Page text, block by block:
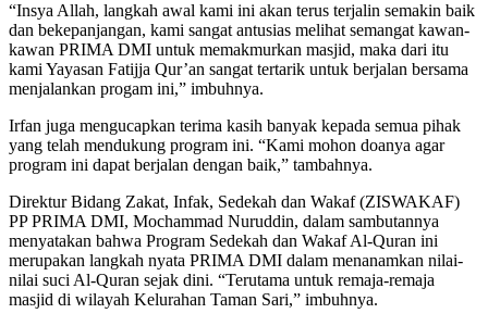
“Insya Allah, langkah awal kami ini akan terus terjalin semakin baik
dan bekepanjangan, kami sangat antusias melihat semangat kawan-
kawan PRIMA DMI untuk memakmurkan masjid, maka dari itu
kami Yayasan Fatijja Qur’an sangat tertarik untuk berjalan bersama
menjalankan progam ini,” imbuhnya.
Irfan juga mengucapkan terima kasih banyak kepada semua pihak
yang telah mendukung program ini. “Kami mohon doanya agar
program ini dapat berjalan dengan baik,” tambahnya.
Direktur Bidang Zakat, Infak, Sedekah dan Wakaf (ZISWAKAF)
PP PRIMA DMI, Mochammad Nuruddin, dalam sambutannya
menyatakan bahwa Program Sedekah dan Wakaf Al-Quran ini
merupakan langkah nyata PRIMA DMI dalam menanamkan nilai-
nilai suci Al-Quran sejak dini. “Terutama untuk remaja-remaja
masjid di wilayah Kelurahan Taman Sari,” imbuhnya.